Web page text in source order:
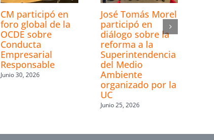
CM participó en
foro global de la
OCDE sobre
Conducta
Empresarial
Responsable
Junio 30, 2026
José Tomás Morel
participó en
diálogo sobre la
reforma a la
Superintendencia
del Medio
Ambiente
organizado por la
UC
Junio 25, 2026